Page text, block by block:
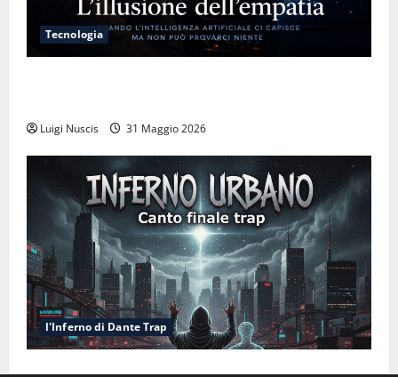
Tecnologia
Luigi Nuscis 31 Maggio 2026
l'Inferno di Dante Trap